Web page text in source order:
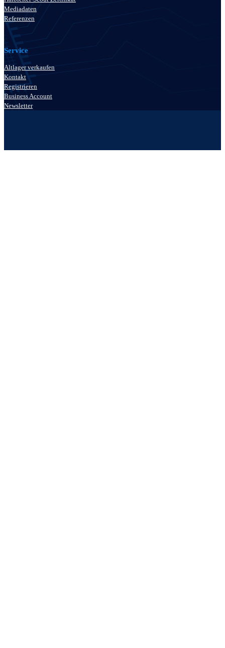
Mediadaten
Referenzen
Service
Altlager verkaufen
Kontakt
Registrieren
Business Account
Newsletter